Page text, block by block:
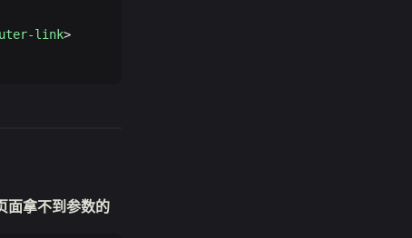
link>
拿不到参数的